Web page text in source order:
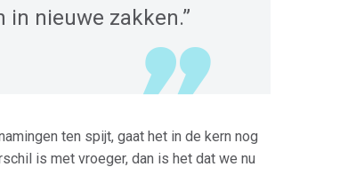
in nieuwe zakken.”
ten spijt, gaat het in de kern nog
is met vroeger, dan is het dat we nu